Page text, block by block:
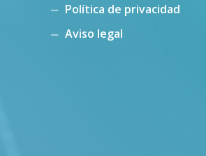
Política de privacidad
Aviso legal